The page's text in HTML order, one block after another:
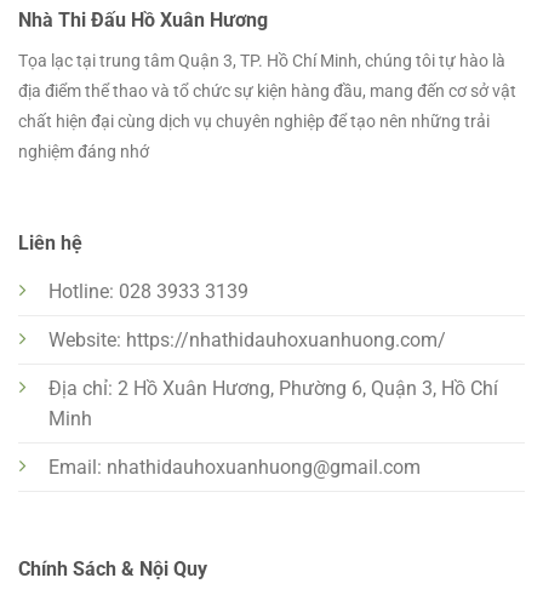
Nhà Thi Đấu Hồ Xuân Hương
Tọa lạc tại trung tâm Quận 3, TP. Hồ Chí Minh, chúng tôi tự hào là
địa điểm thể thao và tổ chức sự kiện hàng đầu, mang đến cơ sở vật
chất hiện đại cùng dịch vụ chuyên nghiệp để tạo nên những trải
nghiệm đáng nhớ
Chính Sách & Nội Quy
Liên hệ
Hotline: 028 3933 3139
Website: https://nhathidauhoxuanhuong.com/
Địa chỉ: 2 Hồ Xuân Hương, Phường 6, Quận 3, Hồ Chí
Minh
Email: nhathidauhoxuanhuong@gmail.com